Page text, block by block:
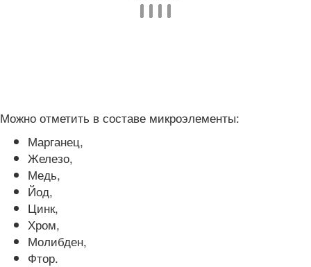
Можно отметить в составе микроэлементы:
Марганец,
Железо,
Медь,
Йод,
Цинк,
Хром,
Молибден,
Фтор.